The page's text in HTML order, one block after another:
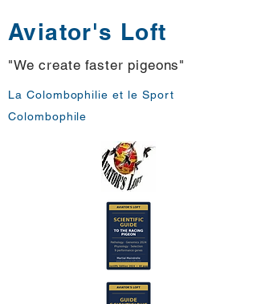
Aviator's Loft
"We create faster pigeons"
La Colombophilie et le Sport
Colombophile